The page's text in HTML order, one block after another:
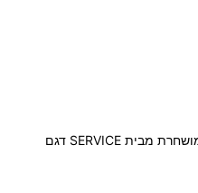
מקרר 2 דלתות NF615DS נירוסטה מושחרת מבית SERVICE דגם